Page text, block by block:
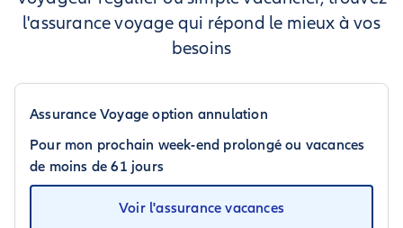
l'assurance voyage qui répond le mieux à vos
besoins
Assurance Voyage option annulation
Pour mon prochain week-end prolongé ou vacances
de moins de 61 jours
Voir l'assurance vacances